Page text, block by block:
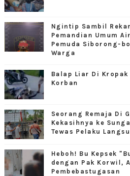
Ngintip Sambil
Pemandian Umum
Pemuda Siborong-
Warga
Balap Liar Di
Korban
Seorang Remaja Di
Kekasihnya ke
Tewas Pelaku
Heboh! Bu Kepsek
dengan Pak Korwil,
Pembebastugasan